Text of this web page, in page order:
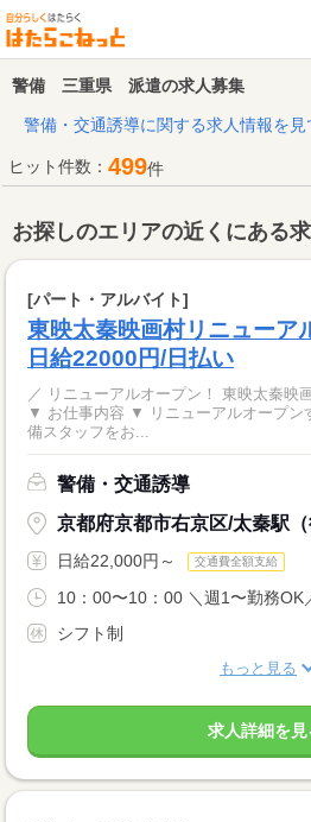
警備 三重県 派遣の求人募集
警備・交通誘導に関する求人情報を見
ヒット件数： 499件
お探しのエリアの近くにある
[パート・アルバイト]
東映太秦映画村リニューア
日給22000円/日払い
／ リニューアルオープン！ 東映太秦映
▼ お仕事内容 ▼ リニューアルオープン
備スタッフをお...
警備・交通誘導
京都府京都市右京区/太秦駅（
日給22,000円～ 交通費全額支給
10：00〜10：00 ＼週1〜勤務OK
シフト制
もっと見る
求人詳細を見